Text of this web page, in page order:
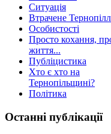
Ситуація
Втрачене
Особистості
Просто кохання,
життя...
Публіцистика
Хто є хто на
Тернопільщині?
Політика
Останні публікації